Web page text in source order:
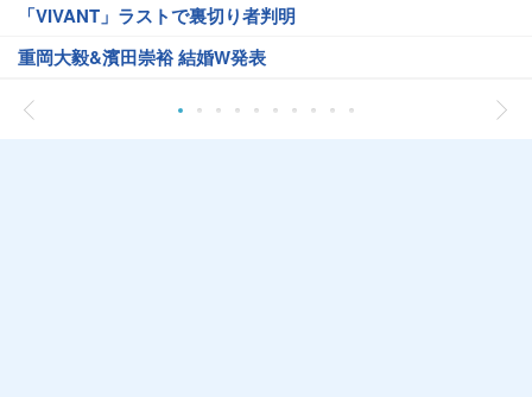
「VIVANT」ラストで裏切り者判明
重岡大毅&濱田崇裕 結婚W発表